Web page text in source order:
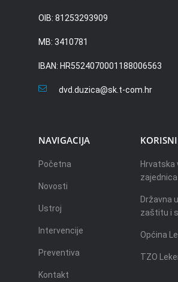
OIB: 81253293909
MB: 3410781
IBAN: HR5524070001188006563
dvd.duzica@sk.t-com.hr
NAVIGACIJA
Početna
Novosti
Ustroj
Intervencije
Preventiva
Kontakt
Hrvatska
zajednica
Državna
zaštitu i
Općina
TZO